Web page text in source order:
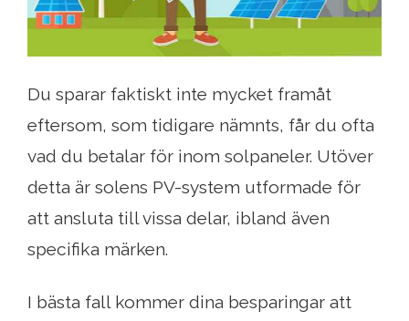
Du sparar faktiskt inte mycket framåt
eftersom, som tidigare nämnts, får du ofta
vad du betalar för inom solpaneler. Utöver
detta är solens PV-system utformade för
att ansluta till vissa delar, ibland även
specifika märken.
I bästa fall kommer dina besparingar att